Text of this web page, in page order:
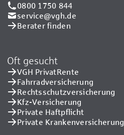
0800 1750 844
service@vgh.de
Berater finden
Oft gesucht
VGH PrivatRente
Fahrradversicherung
Rechtsschutzversicherung
Kfz-Versicherung
Private Haftpflicht
Private Kranken­versicherung